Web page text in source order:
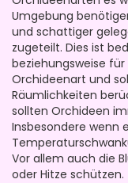
Umgebung
und schattiger
zugeteilt. Dies ist
beziehungsweise
Orchideenart und
Räumlichkeiten
sollten Orchideen
Insbesondere wenn
Vor allem auch die
oder Hitze schützen.